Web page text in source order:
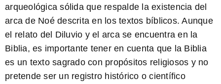
arqueológica sólida que respalde la existencia del
arca de Noé descrita en los textos bíblicos. Aunque
el relato del Diluvio y el arca se encuentra en la
Biblia, es importante tener en cuenta que la Biblia
es un texto sagrado con propósitos religiosos y no
pretende ser un registro histórico o científico